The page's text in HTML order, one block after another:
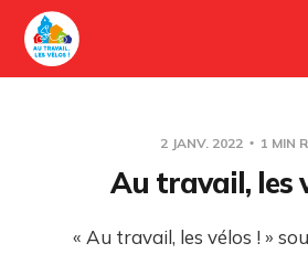
2 JANV. 2022 1 MIN
Au travail, les
« Au travail, les vélos ! »